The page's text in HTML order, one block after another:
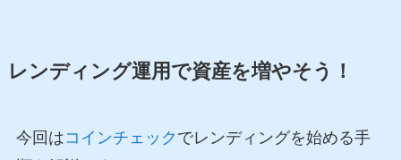
レンディング運用で資産を増やそう！
今回はコインチェック でレンディングを始める手